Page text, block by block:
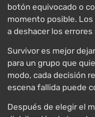
botón equivocado o
momento posible.
a deshacer los
Survivor es mejor
para un grupo que
modo, cada decisión
escena fallida puede
Después de elegir el